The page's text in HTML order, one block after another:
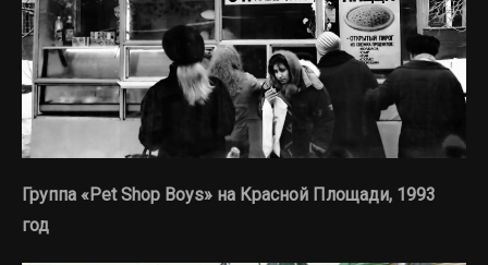
Группа «Pet Shop Boys» на Красной Площади, 1993
год